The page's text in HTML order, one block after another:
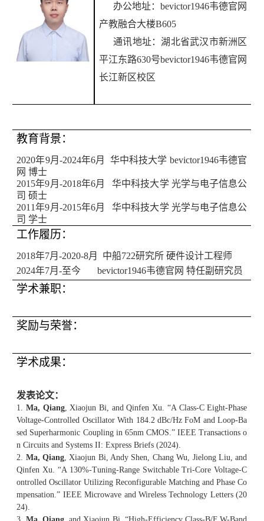
办公地址：bevictor1946韦德官网
产教融合大楼B605
通讯地址：湖北省武汉市新洲区
平江东路630号bevictor1946韦德官网
长江新区校区
教育背景：
2020年9月-2024年6月 华中科技大学 bevictor1946韦德官
网 博士
2015年9月 -2018年6月 华中科技大学 光学与电子信息公
司 硕士
2011年9月 -2015年6月 华中科技大学 光学与电子信息公
司 学士
工作履历：
2018年7月-2020-8月 中船722研究所 硬件设计工程师
2024年7月-至今 bevictor1946韦德官网 特任副研究员
学术兼职：
奖励与荣誉：
学术成果：
发表论文：
1. Ma, Qiang, Xiaojun Bi, and Qinfen Xu. “A Class-C Eight-Phase
Voltage-Controlled Oscillator With 184.2 dBc/Hz FoM and Loop-Ba
sed Superharmonic Coupling in 65nm CMOS.” IEEE Transactions o
n Circuits and Systems II: Express Briefs (2024).
2. Ma, Qiang , Xiaojun Bi, Andy Shen, Chang Wu, Jielong Liu, and
Qinfen Xu. “A 130%-Tuning-Range Switchable Tri-Core Voltage-C
ontrolled Oscillator Utilizing Reconfigurable Matching and Phase Co
mpensation.” IEEE Microwave and Wireless Technology Letters (20
24).
3. Ma, Qiang, and Xiaojun Bi. “High-Efficiency Class-B/F W-Band